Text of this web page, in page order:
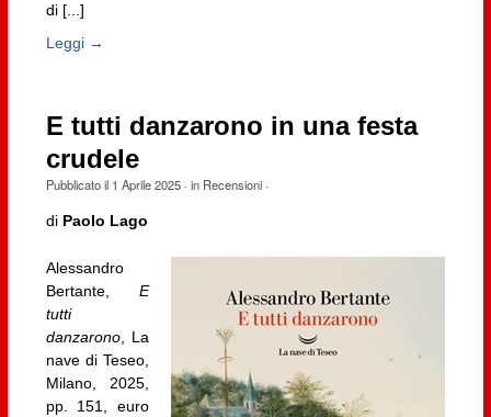
di [...]
Leggi →
E tutti danzarono in una festa
crudele
Pubblicato il 1 Aprile 2025· in Recensioni·
di Paolo Lago
Alessandro
Bertante,E
tutti
danzarono, La
nave di Teseo,
Milano, 2025,
pp. 151, euro